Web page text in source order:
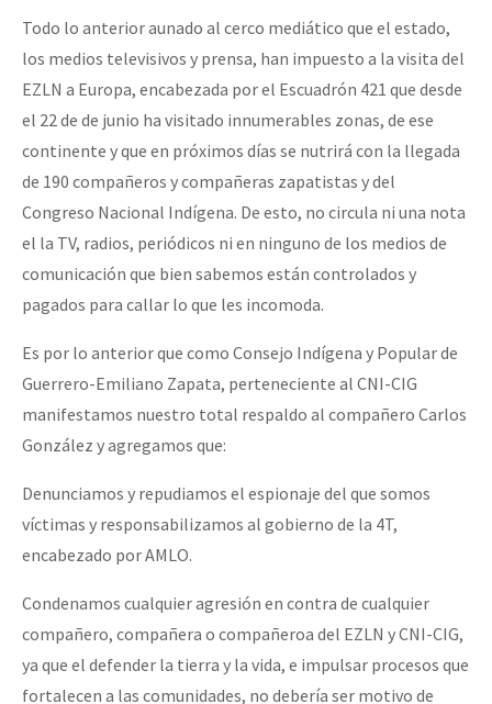
Todo lo anterior aunado al cerco mediático que el estado,
los medios televisivos y prensa, han impuesto a la visita del
EZLN a Europa, encabezada por el Escuadrón 421 que desde
el 22 de de junio ha visitado innumerables zonas, de ese
continente y que en próximos días se nutrirá con la llegada
de 190 compañeros y compañeras zapatistas y del
Congreso Nacional Indígena. De esto, no circula ni una nota
el la TV, radios, periódicos ni en ninguno de los medios de
comunicación que bien sabemos están controlados y
pagados para callar lo que les incomoda.
Es por lo anterior que como Consejo Indígena y Popular de
Guerrero-Emiliano Zapata, perteneciente al CNI-CIG
manifestamos nuestro total respaldo al compañero Carlos
González y agregamos que:
Denunciamos y repudiamos el espionaje del que somos
víctimas y responsabilizamos al gobierno de la 4T,
encabezado por AMLO.
Condenamos cualquier agresión en contra de cualquier
compañero, compañera o compañeroa del EZLN y CNI-CIG,
ya que el defender la tierra y la vida, e impulsar procesos que
fortalecen a las comunidades, no debería ser motivo de